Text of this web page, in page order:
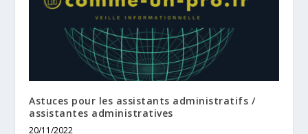
Astuces pour les assistants administratifs /
assistantes administratives
20/11/2022